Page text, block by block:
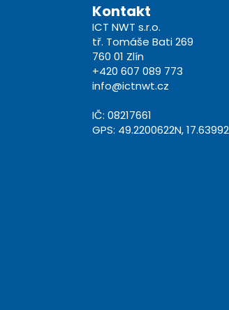
Kontakt
ICT NWT s.r.o.
tř. Tomáše Bati 269
760 01 Zlín
+420 607 089 773
info@ictnwt.cz
IČ: 08217661
GPS: 49.2200622N,